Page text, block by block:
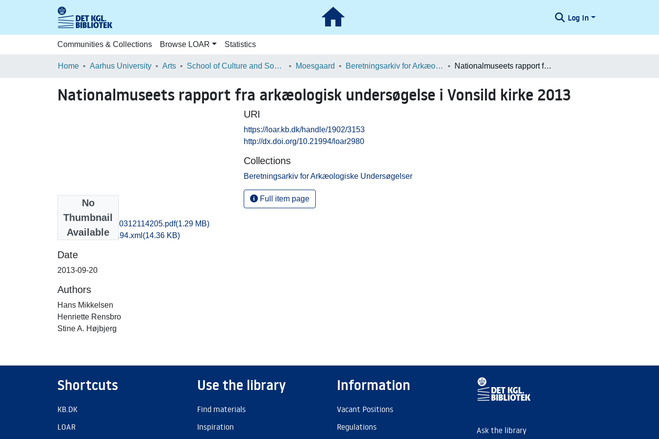
Log In
Communities & Collections Browse LOAR Statistics
Home Aarhus University Arts School of Culture and Society Moesgaard Beretningsarkiv for Arkæologiske Undersøgelser Nationalmuseets rapport fra arkæologisk undersøgelse i Vonsild kirke 2013
Nationalmuseets rapport fra arkæologisk undersøgelse i Vonsild kirke 2013
No
Thumbnail
Available
nat1phha_20150312114205.pdf(1.29 MB)
recordxml_item_194.xml (14.36 KB)
Date
2013-09-20
Authors
Hans Mikkelsen
Henriette Rensbro
Stine A. Højbjerg
URI
https://loar.kb.dk/handle/1902/3153
http://dx.doi.org/10.21994/loar2980
Collections
Beretningsarkiv for Arkæologiske Undersøgelser
Full item page
Shortcuts
KB.DK
LOAR
Use the library
Find materials
Inspiration
Information
Vacant Positions
Regulations
Ask the library